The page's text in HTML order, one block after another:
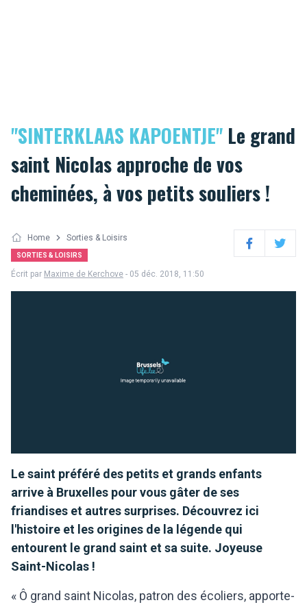
"SINTERKLAAS KAPOENTJE" Le grand
saint Nicolas approche de vos
cheminées, à vos petits souliers !
Home Sorties & Loisirs
SORTIES & LOISIRS FacebookTwitter
Écrit par Maxime de Kerchove - 05 déc. 2018, 11:50
Le saint préféré des petits et grands enfants
arrive à Bruxelles pour vous gâter de ses
friandises et autres surprises. Découvrez ici
l'histoire et les origines de la légende qui
entourent le grand saint et sa suite. Joyeuse
Saint-Nicolas !
« Ô grand saint Nicolas, patron des écoliers, apporte-